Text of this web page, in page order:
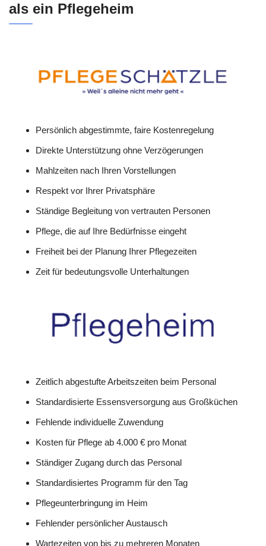
als ein Pflegeheim
Persönlich abgestimmte, faire Kostenregelung
Direkte Unterstützung ohne Verzögerungen
Mahlzeiten nach Ihren Vorstellungen
Respekt vor Ihrer Privatsphäre
Ständige Begleitung von vertrauten Personen
Pflege, die auf Ihre Bedürfnisse eingeht
Freiheit bei der Planung Ihrer Pflegezeiten
Zeit für bedeutungsvolle Unterhaltungen
Zeitlich abgestufte Arbeitszeiten beim Personal
Standardisierte Essensversorgung aus Großküchen
Fehlende individuelle Zuwendung
Kosten für Pflege ab 4.000 € pro Monat
Ständiger Zugang durch das Personal
Standardisiertes Programm für den Tag
Pflegeunterbringung im Heim
Fehlender persönlicher Austausch
Wartezeiten von bis zu mehreren Monaten